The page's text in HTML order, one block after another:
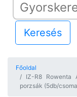
Keresés
Főoldal
IZ-R8
porzsák (5db/